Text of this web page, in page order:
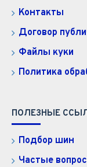
Контакты
Договор
Файлы куки
Политика
ПОЛЕЗНЫЕ
Подбор шин
Частые